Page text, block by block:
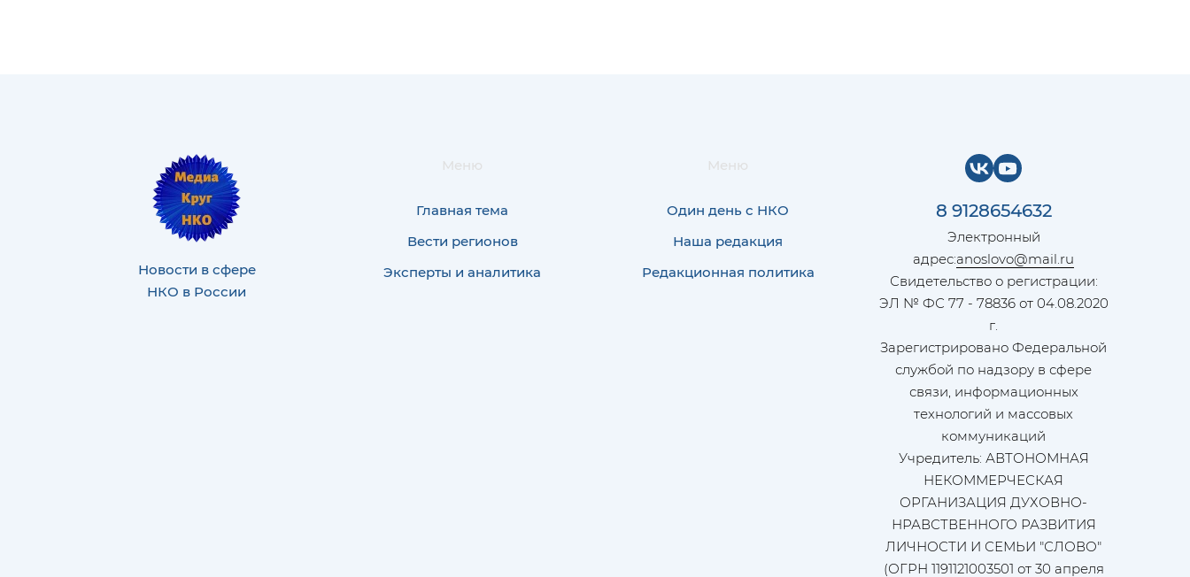
Новости в сфере
НКО в России
Меню
Главная тема
Вести регионов
Эксперты и аналитика
Меню
Один день с НКО
Наша редакция
Редакционная политика
8 9128654632
Электронный
адрес:anoslovo@mail.ru
Свидетельство о регистрации:
ЭЛ № ФС 77 - 78836 от 04.08.2020
г.
Зарегистрировано Федеральной
службой по надзору в сфере
связи, информационных
технологий и массовых
коммуникаций
Учредитель: АВТОНОМНАЯ
НЕКОММЕРЧЕСКАЯ
ОРГАНИЗАЦИЯ ДУХОВНО-
НРАВСТВЕННОГО РАЗВИТИЯ
ЛИЧНОСТИ И СЕМЬИ "СЛОВО"
(ОГРН 1191121003501 от 30 апреля